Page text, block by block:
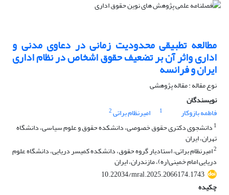
مطالعه تطبیقی محدودیت زمانی در دعاوی مدنی و
اداری واثر آن بر تضعیف حقوق اشخاص در نظام اداری
ایران و فرانسه
نوع مقاله : مقاله پژوهشی
نویسندگان
فاطمه بازوکار
1 امیرنظام براتی2
1 دانشجوی دکتری حقوق خصوصی، دانشکده حقوق و علوم سیاسی، دانشگاه
تهران، ایران
2امیرنظام براتی، استادیار گروه حقوق، دانشکده کمیسر دریایی، دانشگاه علوم
دریایی امام خمینی(ره)، مازندران، ایران
10.22034/mral.2025.2066174.1743
چکیده